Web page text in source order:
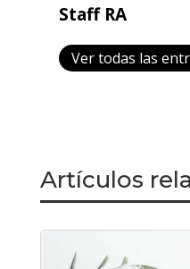
Staff RA
Ver todas las
Artículos